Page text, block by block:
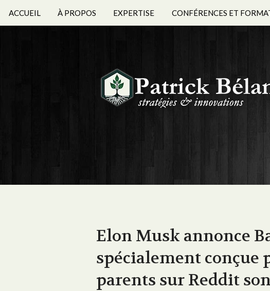
ACCUEIL À PROPOS EXPERTISE CONFÉRENCES ET
Elon Musk annonce
spécialement conçue
parents sur Reddit